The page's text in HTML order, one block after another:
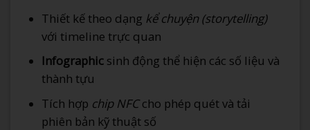
Thiết kế theo dạng kể chuyện (storytelling)
với timeline trực quan
Infographicsinh động thể hiện các số liệu và
thành tựu
Tích hợp chip NFCcho phép quét và tải
phiên bản kỹ thuật số